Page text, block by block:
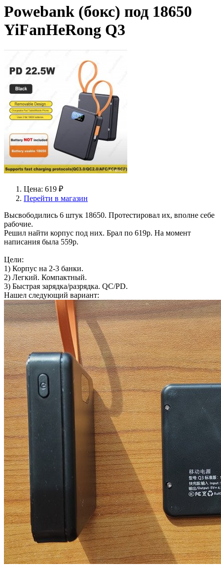
Powebank (бокс) под 18650
YiFanHeRong Q3
Цена: 619 ₽
Перейти в магазин
Высвободились 6 штук 18650. Протестировал их, вполне себе
рабочие.
Решил найти корпус под них. Брал по 619р. На момент
написания была 559р.
Цели:
1) Корпус на 2-3 банки.
2) Легкий. Компактный.
3) Быстрая зарядка/разрядка. QC/PD.
Нашел следующий вариант: